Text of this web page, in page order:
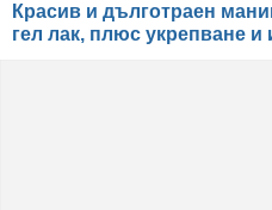
Красив и дълготраен
гел лак, плюс укрепване и